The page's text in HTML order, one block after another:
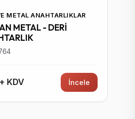
METAL ANAHTARLIKLAR
METAL - DERİ
KDV İncele